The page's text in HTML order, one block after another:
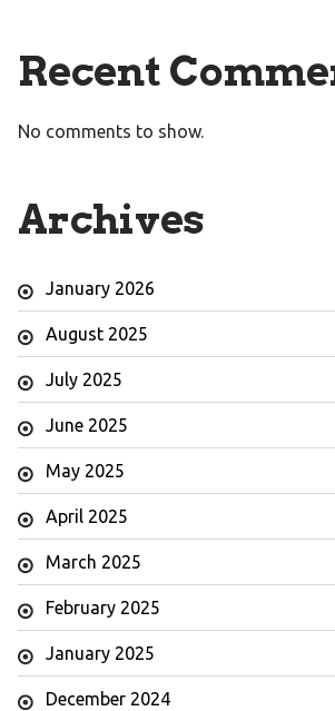
Recent
No comments to show.
Archives
January 2026
August 2025
July 2025
June 2025
May 2025
April 2025
March 2025
February 2025
January 2025
December 2024